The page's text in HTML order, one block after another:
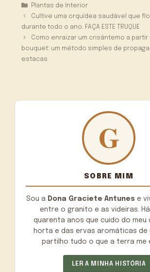
Categorias
Plantas de Interior
Cultive uma orquídea saudável que
durante todo o ano. FAÇA ESTE TRUQUE
Como enraizar um crisântemo a partir
bouquet: um método simples de
estacas
SOBRE MIM
Sou a Dona Graciete Antunes e
entre o granito e as videiras.
quarenta anos que cuido do meu
horta e das ervas aromáticas de
partilho tudo o que a terra me
LER A MINHA HISTÓRIA